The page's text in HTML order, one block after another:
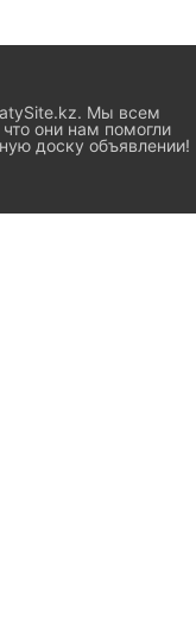
Мы всем
они нам помогли
доску объявлении!